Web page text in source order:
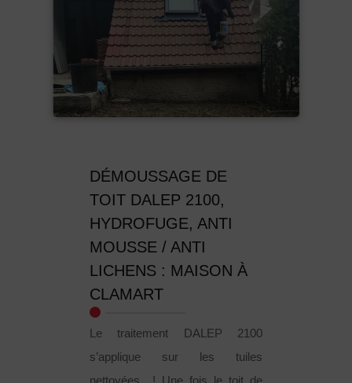
DÉMOUSSAGE DE
TOIT DALEP 2100,
HYDROFUGE, ANTI
MOUSSE / ANTI
LICHENS : MAISON À
CLAMART
Le traitement DALEP 2100
s’applique sur les tuiles